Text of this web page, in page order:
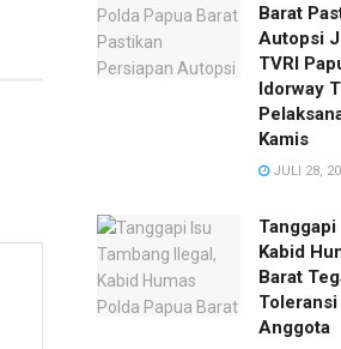
Barat
Autopsi
TVRI
Idorway
Kamis
JULI 28,
Kabid
Barat
Anggota